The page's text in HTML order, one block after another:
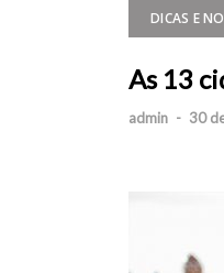
DICAS E
As 13
admin - 30